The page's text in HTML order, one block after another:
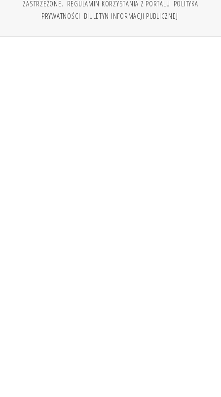
ZASTRZEŻONE. REGULAMIN KORZYSTANIA Z PORTALU POLITYKA
PRYWATNOŚCI BIULETYN INFORMACJI PUBLICZNEJ